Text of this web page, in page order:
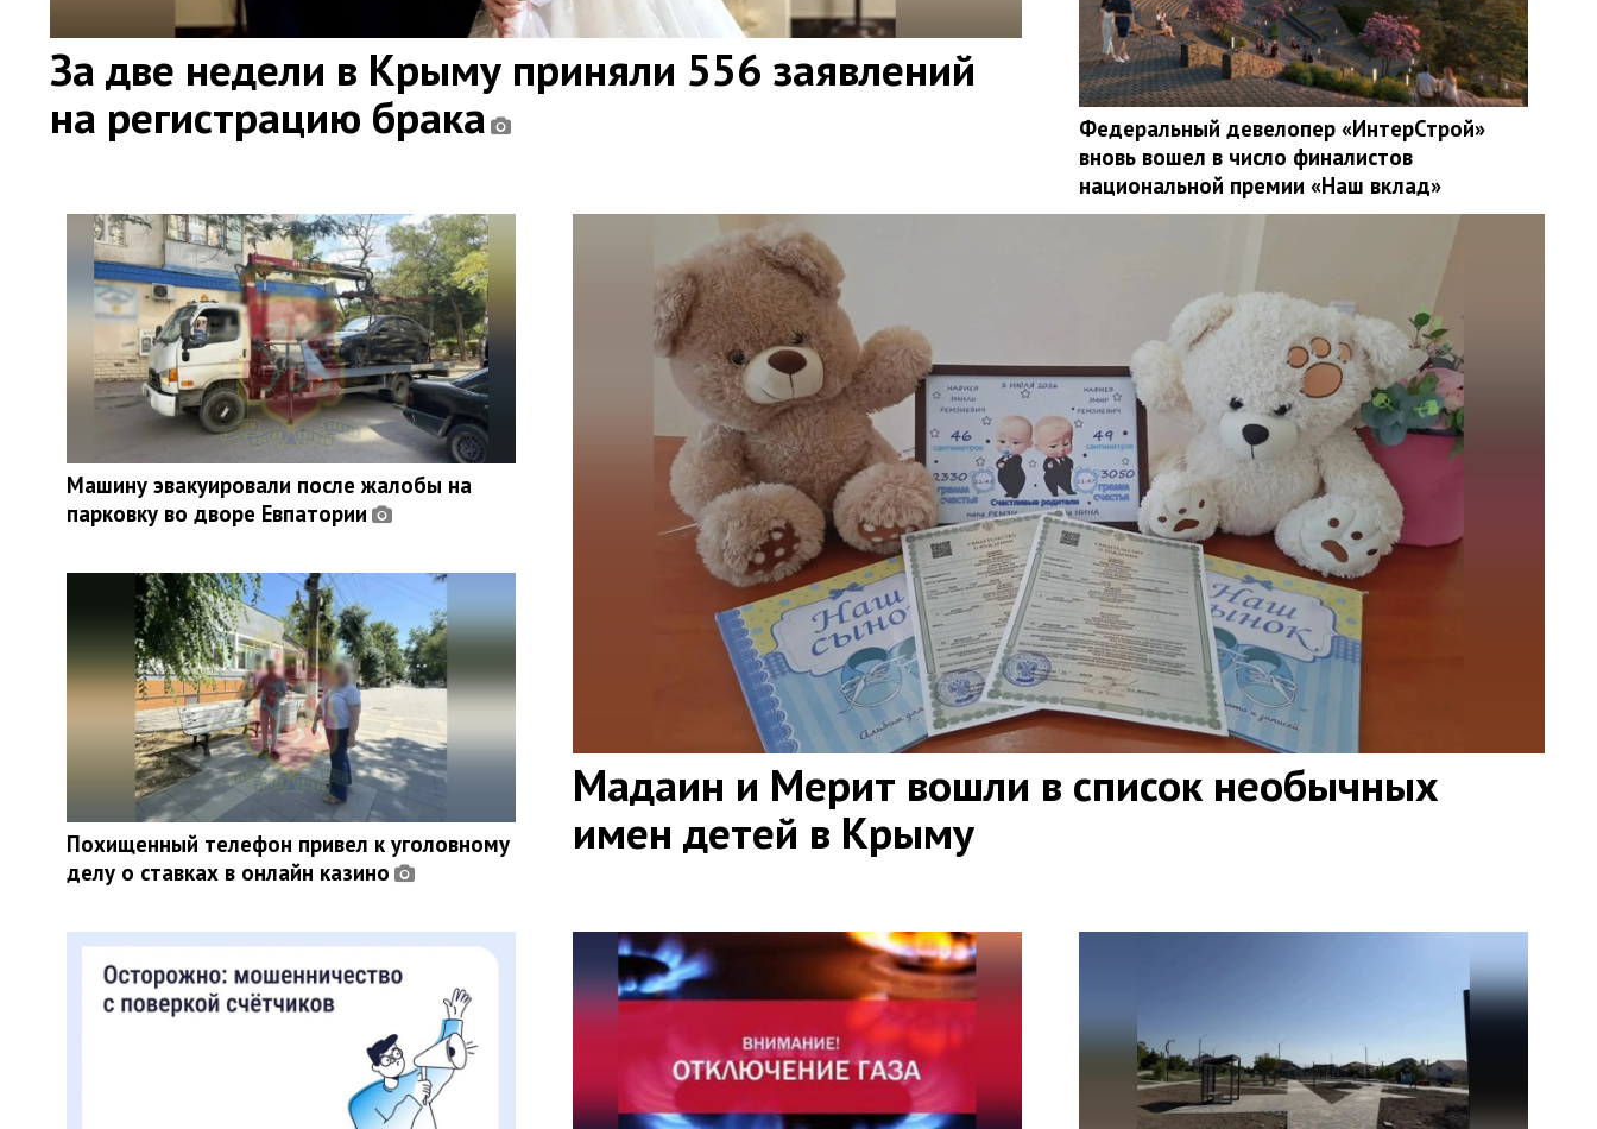
За две недели в Крыму приняли 556 заявлений
на регистрацию брака
Федеральный девелопер «ИнтерСтрой»
вновь вошел в число финалистов
национальной премии «Наш вклад»
Мадаин и Мерит вошли в список необычных
имен детей в Крыму
Машину эвакуировали после жалобы на
парковку во дворе Евпатории
Похищенный телефон привел к уголовному
делу о ставках в онлайн казино